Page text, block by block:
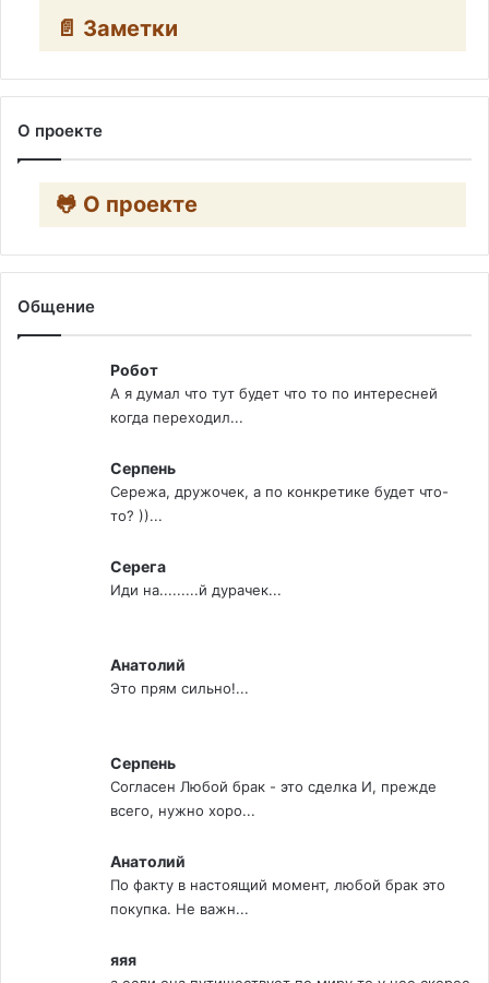
📄 Заметки
О проекте
🐸 О проекте
Общение
Робот
А я думал что тут будет что то по интересней
когда переходил...
Серпень
Сережа, дружочек, а по конкретике будет что-
то? ))...
Серега
Иди на.........й дурачек...
Анатолий
Это прям сильно!...
Серпень
Согласен Любой брак - это сделка И, прежде
всего, нужно хоро...
Анатолий
По факту в настоящий момент, любой брак это
покупка. Не важн...
яяя